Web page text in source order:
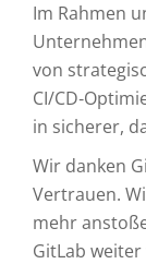
Im Rahmen
von
CI/
in sicherer,
Wir danken
Vertrauen.
mehr
GitLab